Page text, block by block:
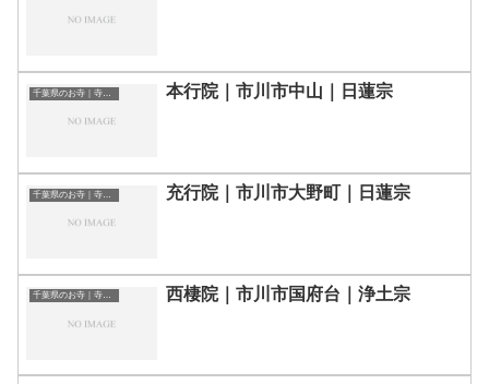
千葉県のお寺｜寺院一覧 本行院｜市川市中山｜日蓮宗
千葉県のお寺｜寺院一覧 充行院｜市川市大野町｜日蓮宗
千葉県のお寺｜寺院一覧 西棲院｜市川市国府台｜浄土宗